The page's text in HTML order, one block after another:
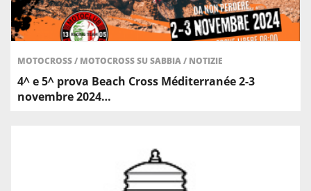
MOTOCROSS/ MOTOCROSS SU SABBIA/ NOTIZIE
4^ e 5^ prova Beach Cross Méditerranée 2-3
novembre 2024…